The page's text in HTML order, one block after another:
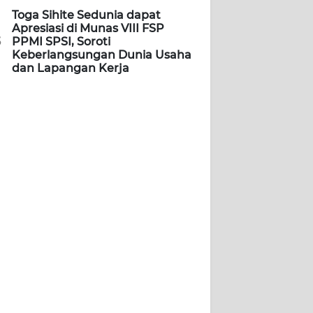
Toga Sihite Sedunia dapat
Apresiasi di Munas VIII FSP
PPMI SPSI, Soroti
Keberlangsungan Dunia Usaha
dan Lapangan Kerja